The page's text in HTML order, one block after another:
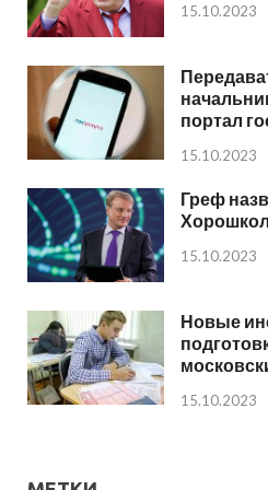
15.10.2023
портал
15.10.2023
Греф
15.10.2023
Новые
15.10.2023